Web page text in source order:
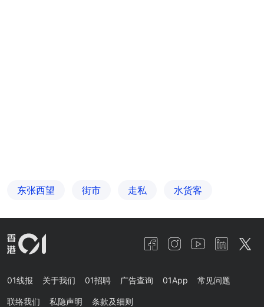
东张西望 街市 走私 水货客
01线报 关于我们 01招聘 广告查询 01App 常见问题
联络我们 私隐声明 条款及细则